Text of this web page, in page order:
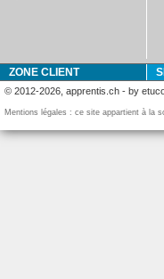
ZONE CLIENT
© 2012-2026, apprentis.ch - by
Mentions légales : ce site appartient à la